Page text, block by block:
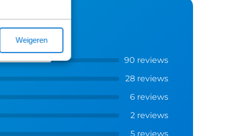
Weigeren
90 reviews
28 reviews
6 reviews
2 reviews
5 reviews